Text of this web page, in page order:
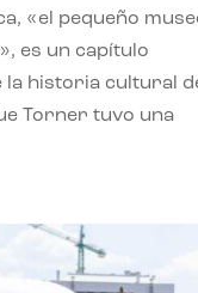
«el pequeño
es un capítulo
la historia cultural
Torner tuvo una